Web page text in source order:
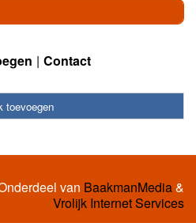
Contact
toevoegen
van BaakmanMedia&
Vrolijk Internet Services